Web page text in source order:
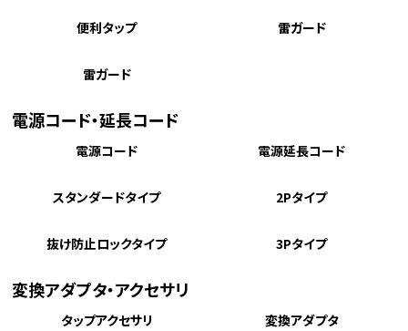
便利タップ 雷ガード
雷ガード
電源コード・延長コード
電源コード 電源延長コード
スタンダードタイプ 2Pタイプ
抜け防止ロックタイプ 3Pタイプ
変換アダプタ・アクセサリ
タップアクセサリ 変換アダプタ